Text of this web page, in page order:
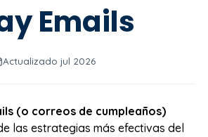
Emails
Actualizado jul 2026
(o correos de cumpleaños)
las estrategias más efectivas del